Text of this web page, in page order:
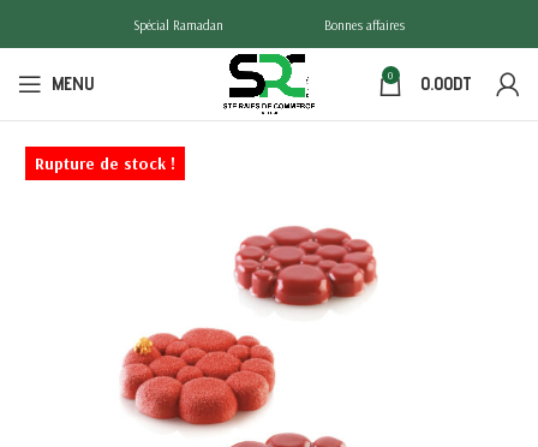
Spécial Ramadan Bonnes affaires
MENU 0 0.00DT
Rupture de stock !